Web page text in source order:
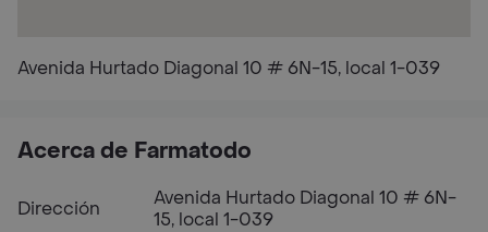
Avenida Hurtado Diagonal 10 # 6N-15, local 1-039
Acerca de Farmatodo
Dirección
Avenida Hurtado Diagonal 10 # 6N-
15, local 1-039